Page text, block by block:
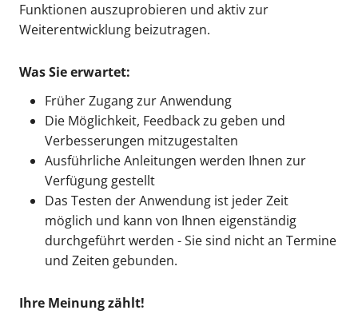
Funktionen auszuprobieren und aktiv zur
Weiterentwicklung beizutragen.
Was Sie erwartet:
Früher Zugang zur Anwendung
Die Möglichkeit, Feedback zu geben und
Verbesserungen mitzugestalten
Ausführliche Anleitungen werden Ihnen zur
Verfügung gestellt
Das Testen der Anwendung ist jeder Zeit
möglich und kann von Ihnen eigenständig
durchgeführt werden - Sie sind nicht an Termine
und Zeiten gebunden.
Ihre Meinung zählt!